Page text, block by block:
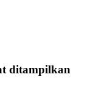
ditampilkan